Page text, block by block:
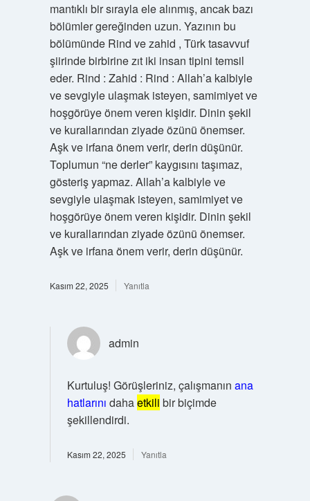
mantıklı bir sırayla ele alınmış, ancak bazı
bölümler gereğinden uzun. Yazının bu
bölümünde Rind ve zahid , Türk tasavvuf
şiirinde birbirine zıt iki insan tipini temsil
eder. Rind : Zahid : Rind : Allah’a kalbiyle
ve sevgiyle ulaşmak isteyen, samimiyet ve
hoşgörüye önem veren kişidir. Dinin şekil
ve kurallarından ziyade özünü önemser.
Aşk ve irfana önem verir, derin düşünür.
Toplumun “ne derler” kaygısını taşımaz,
gösteriş yapmaz. Allah’a kalbiyle ve
sevgiyle ulaşmak isteyen, samimiyet ve
hoşgörüye önem veren kişidir. Dinin şekil
ve kurallarından ziyade özünü önemser.
Aşk ve irfana önem verir, derin düşünür.
Kasım 22, 2025 Yanıtla
admin
Kurtuluş! Görüşleriniz, çalışmanın ana
hatlarını dahaetkili bir biçimde
şekillendirdi.
Kasım 22, 2025 Yanıtla